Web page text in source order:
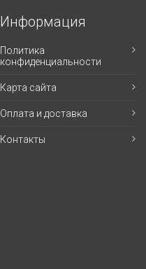
Информация
Политика
конфиденциальности
Карта сайта
Оплата и доставка
Контакты